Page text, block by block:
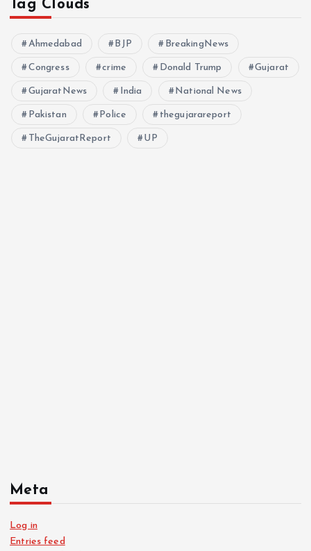
Tag Clouds
Ahmedabad BJP BreakingNews
Congress crime Donald Trump Gujarat
GujaratNews India National News
Pakistan Police thegujarareport
TheGujaratReport UP
Meta
Log in
Entries feed